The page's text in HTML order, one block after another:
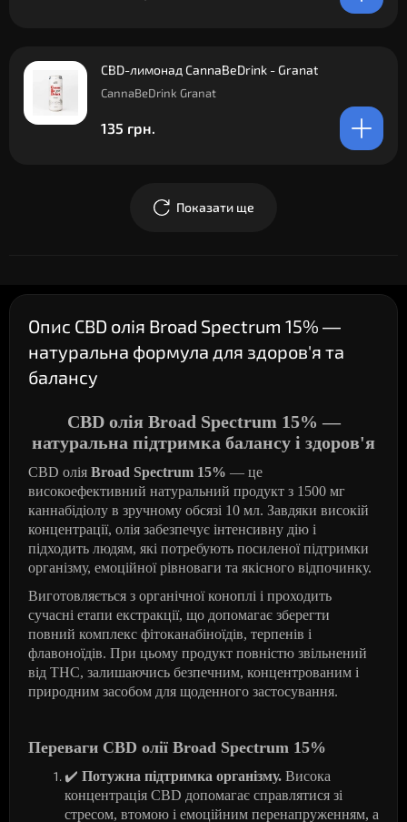
CBD-лимонад CannaBeDrink - Granat
CannaBeDrink Granat
135 грн.
Показати ще
Опис CBD олія Broad Spectrum 15% —
натуральна формула для здоров'я та
балансу
CBD олія Broad Spectrum 15% —
натуральна підтримка балансу і здоров'я
CBD олія Broad Spectrum 15% — це
високоефективний натуральний продукт з 1500 мг
каннабідіолу в зручному обсязі 10 мл. Завдяки високій
концентрації, олія забезпечує інтенсивну дію і
підходить людям, які потребують посиленої підтримки
організму, емоційної рівноваги та якісного відпочинку.
Виготовляється з органічної коноплі і проходить
сучасні етапи екстракції, що допомагає зберегти
повний комплекс фітоканабіноїдів, терпенів і
флавоноїдів. При цьому продукт повністю звільнений
від THC, залишаючись безпечним, концентрованим і
природним засобом для щоденного застосування.
Переваги CBD олії Broad Spectrum 15%
✔ Потужна підтримка організму. Висока
концентрація CBD допомагає справлятися зі
стресом, втомою і емоційним перенапруженням, а